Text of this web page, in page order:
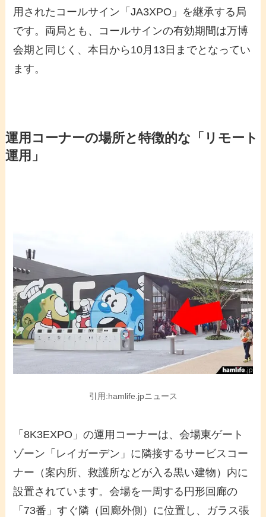
用されたコールサイン「JA3XPO」を継承する局
です。両局とも、コールサインの有効期間は万博
会期と同じく、本日から10月13日までとなってい
ます。
運用コーナーの場所と特徴的な「リモート
運用」
引用:hamlife.jpニュース
「8K3EXPO」の運用コーナーは、会場東ゲート
ゾーン「レイガーデン」に隣接するサービスコー
ナー（案内所、救護所などが入る黒い建物）内に
設置されています。会場を一周する円形回廊の
「73番」すぐ隣（回廊外側）に位置し、ガラス張